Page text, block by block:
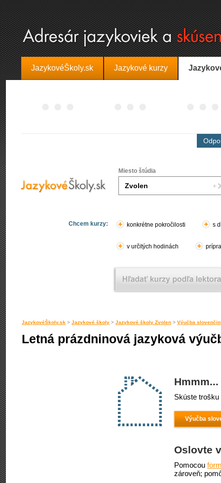
JazykovéŠkoly.sk Jazykové kurzy
Miesto štúdia
Chcem kurzy: konkrétne pokročilosti s
v určitých hodinách
JazykovéŠkoly.sk > Jazykové školy > Jazykové školy Zvolen > Výučba
Letná prázdninová jazyková
Skúste
Výučba
Oslovte
Pomocou
zároveň;